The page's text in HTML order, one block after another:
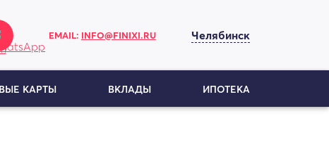
EMAIL: INFO@FINIXI.RU Челябинск
КАРТЫ ВКЛАДЫ ИПОТЕКА